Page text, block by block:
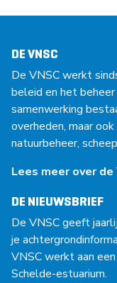
DE VNSC
De VNSC werkt
beleid en het
samenwerking
overheden, maar
natuurbeheer,
Lees meer over de
DE NIEUWSBRIEF
De VNSC geeft
je
VNSC werkt aan
Schelde-estuarium.